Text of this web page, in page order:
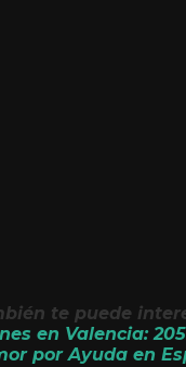
te puede
en Valencia:
por Ayuda en